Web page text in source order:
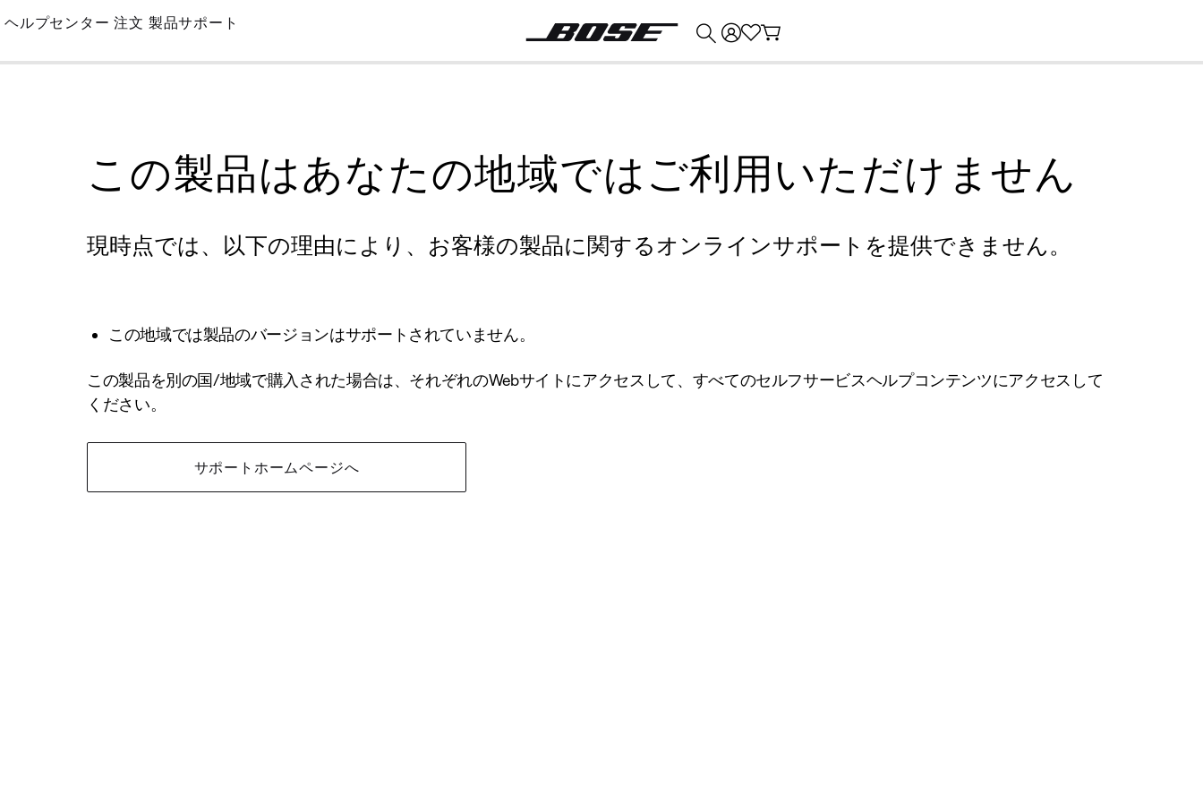
Skip
Main
ヘルプセンター 注文 製品サポート
この製品はあなたの地域ではご利用いただけません
現時点では、以下の理由により、お客様の製品に関するオンラインサポートを提供できません。
この地域では製品のバージョンはサポートされていません。
この製品を別の国/地域で購入された場合は、それぞれのWebサイトにアクセスして、すべてのセルフサービスヘルプコンテンツにアクセスして
ください。
サポートホームページへ